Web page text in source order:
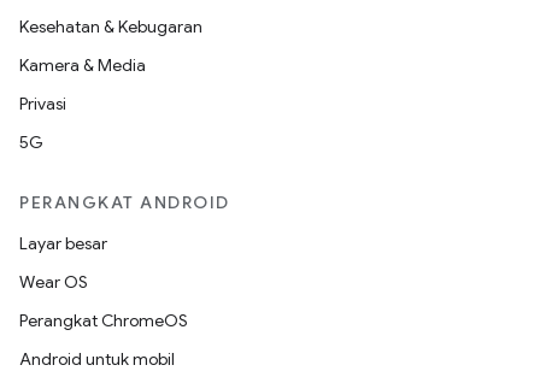
Kesehatan & Kebugaran
Kamera & Media
Privasi
5G
PERANGKAT ANDROID
Layar besar
Wear OS
Perangkat ChromeOS
Android untuk mobil